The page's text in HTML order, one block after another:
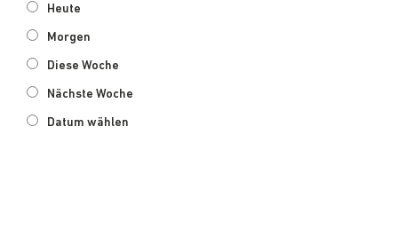
Heute
Morgen
Diese Woche
Nächste Woche
Datum wählen